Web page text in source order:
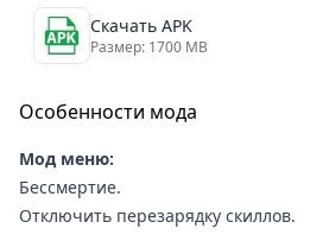
игре также есть возможность
управление под свои
Широкий выбор персонажей
Отличная графика и
Многопользовательский режим
Настраиваемое управление
Скачать APK
Размер: 1700 MB
Особенности мода
Мод меню:
Бессмертие.
Отключить перезарядку скиллов.